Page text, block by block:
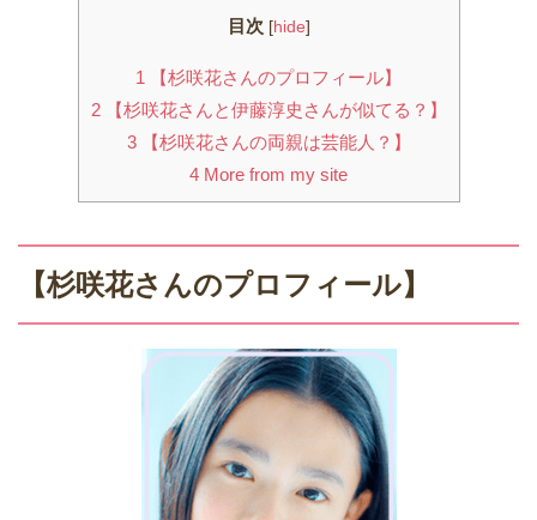
目次 [hide]
1
【杉咲花さんのプロフィール】
2【杉咲花さんと伊藤淳史さんが似てる？】
3【杉咲花さんの両親は芸能人？】
4 More from my site
【杉咲花さんのプロフィール】